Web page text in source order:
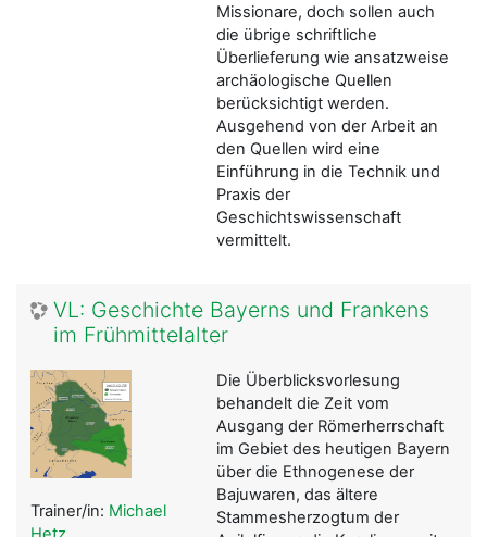
Missionare, doch sollen auch
die übrige schriftliche
Überlieferung wie ansatzweise
archäologische Quellen
berücksichtigt werden.
Ausgehend von der Arbeit an
den Quellen wird eine
Einführung in die Technik und
Praxis der
Geschichtswissenschaft
vermittelt.
VL: Geschichte Bayerns und Frankens
im Frühmittelalter
Die Überblicksvorlesung
behandelt die Zeit vom
Ausgang der Römerherrschaft
im Gebiet des heutigen Bayern
über die Ethnogenese der
Bajuwaren, das ältere
Stammesherzogtum der
Trainer/in: Michael